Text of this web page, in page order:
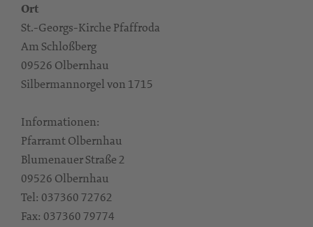
Ort
St.-Georgs-Kirche Pfaffroda
Am Schloßberg
09526 Olbernhau
Silbermannorgel von 1715
Informationen:
Pfarramt Olbernhau
Blumenauer Straße 2
09526 Olbernhau
Tel: 037360 72762
Fax: 037360 79774